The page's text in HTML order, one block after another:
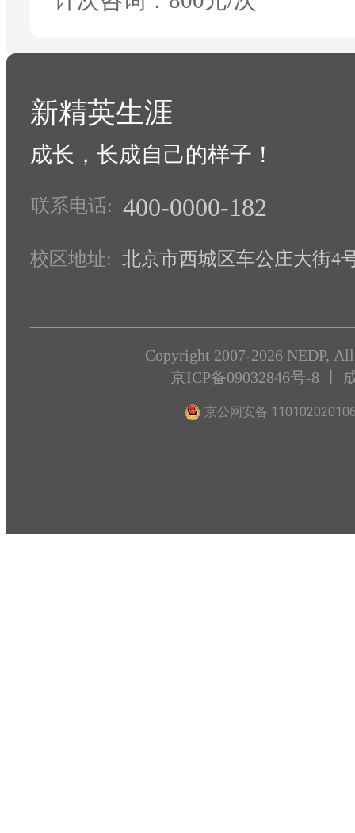
新精英生涯
成长，长成自己的样子！
联系电话: 400-0000-182
校区地址: 北京市西城区车公庄大街4
Copyright 2007-2026 NEDP,
京ICP备09032846号-8 丨
京公网安备